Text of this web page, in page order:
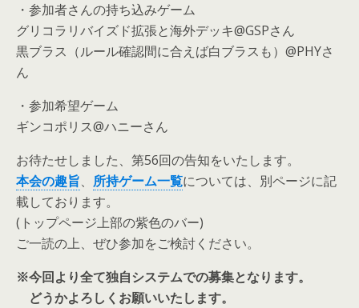
・参加者さんの持ち込みゲーム
グリコラリバイズド拡張と海外デッキ@GSPさん
黒ブラス（ルール確認間に合えば白ブラスも）@PHYさ
ん
・参加希望ゲーム
ギンコポリス@ハニーさん
お待たせしました、第56回の告知をいたします。
本会の趣旨、 所持ゲーム一覧については、別ページに記
載しております。
(トップページ上部の紫色のバー)
ご一読の上、ぜひ参加をご検討ください。
※今回より全て独自システムでの募集となります。
どうかよろしくお願いいたします。